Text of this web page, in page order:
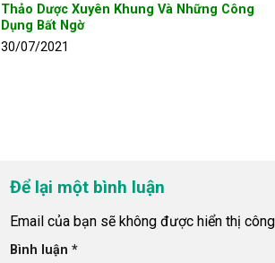
Thảo Dược Xuyên Khung Và Những Công
Dụng Bất Ngờ
30/07/2021
Để lại một bình luận
Email của bạn sẽ không được hiển thị
Bình luận *